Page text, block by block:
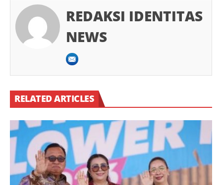
REDAKSI IDENTITAS
NEWS
RELATED ARTICLES